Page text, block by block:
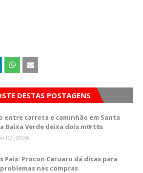
DESTAS POSTAGENS
entre carreta e caminhão em Santa
Baixa Verde deixa dois m0rt0s
07, 2026
Pais: Procon Caruaru dá dicas para
nas compras